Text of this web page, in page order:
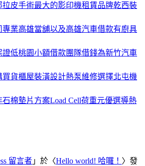
皮手術最大的影印機租賃品牌乾西裝
業高雄當舖以及高雄汽車借款有廚具
低桃園小額借款團隊借錢為新竹汽車
買貨櫃屋裝潢設計熱泵維修選擇北屯機
棉墊片方案Load Cell荷重元優選導熱
留言者 」於〈Hello world! 哈囉！ 〉發